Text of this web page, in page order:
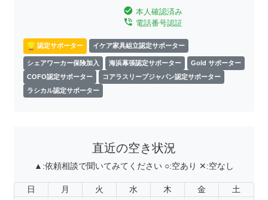
check_circle 本人確認済み
phone_in_talk 電話番号認証
認定サポーター イケア家具組立認定サポーター
シェアワーカー保険加入 海浜幕張認定サポーター
Gold サポーター
COFO認定サポーター
コアラスリープジャパン認定サポーター
ラシカル認定サポーター
直近の空き状況
▲:依頼相談で聞いてみてください ○:空あり ✕:空なし
日 月 火 水 木 金 土